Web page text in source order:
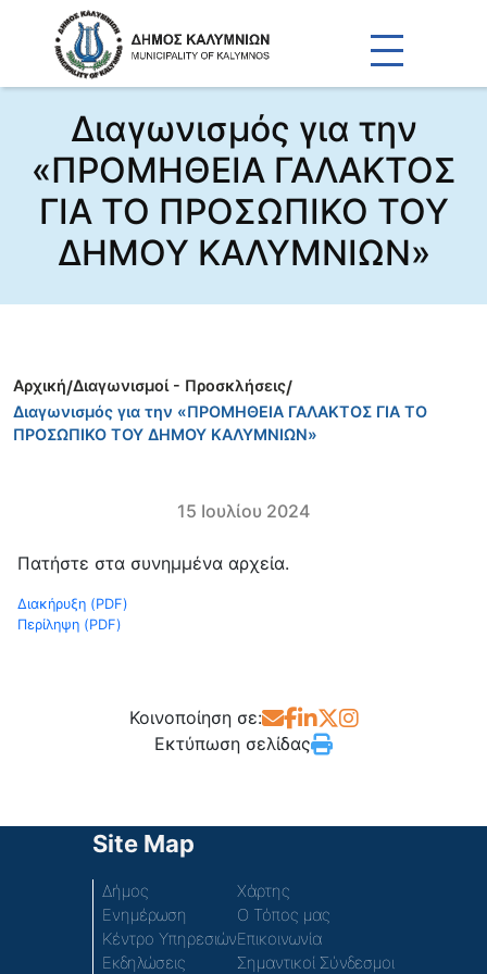
Διαγωνισμός για την
«ΠΡΟΜΗΘΕΙΑ ΓΑΛΑΚΤΟΣ
ΓΙΑ ΤΟ ΠΡΟΣΩΠΙΚΟ ΤΟΥ
ΔΗΜΟΥ ΚΑΛΥΜΝΙΩΝ»
Αρχική/Διαγωνισμοί - Προσκλήσεις/
Διαγωνισμός για την «ΠΡΟΜΗΘΕΙΑ ΓΑΛΑΚΤΟΣ ΓΙΑ ΤΟ
ΠΡΟΣΩΠΙΚΟ ΤΟΥ ΔΗΜΟΥ ΚΑΛΥΜΝΙΩΝ»
15 Ιουλίου 2024
Πατήστε στα συνημμένα αρχεία.
Διακήρυξη (PDF)
Περίληψη (PDF)
Κοινοποίηση σε:
Εκτύπωση σελίδας
Site Map
Δήμος
Ενημέρωση
Κέντρο Υπηρεσιών
Εκδηλώσεις
Χάρτης
Ο Τόπος μας
Επικοινωνία
Σημαντικοί Σύνδεσμοι